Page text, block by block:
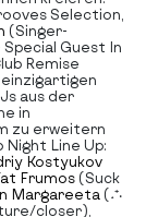
Selection,
(Singer-
Special Guest In
Remise
aus der
in
zu erweitern
Line Up:
Kostyukov
Frumos (Suck
Margareeta (˖⁺‧
closer),